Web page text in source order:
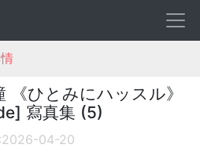
《ひとみにハッスル》
寫真集 (5)
04-20